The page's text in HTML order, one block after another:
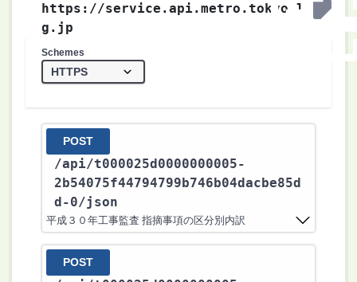
https://service.api.metro.tokyo.l
g.jp
Schemes
POST
/api/t000025d0000000005-
2b54075f44794799b746b04dacbe85d
d-0/json
平成３０年工事監査 指摘事項の区分別内訳
POST